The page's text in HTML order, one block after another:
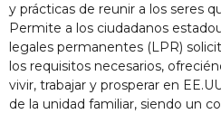
y prácticas de reunir a los seres
Permite a los ciudadanos
legales permanentes (LPR)
los requisitos necesarios,
vivir, trabajar y prosperar en
de la unidad familiar, siendo un